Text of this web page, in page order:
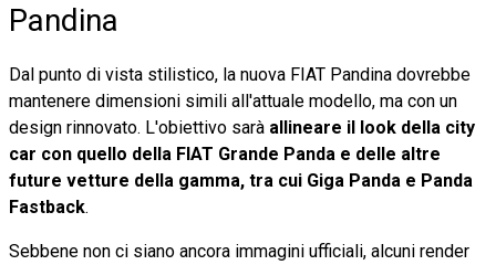
Pandina
Dal punto di vista stilistico, la nuova FIAT Pandina dovrebbe
mantenere dimensioni simili all'attuale modello, ma con un
design rinnovato. L'obiettivo sarà allineare il look della city
car con quello della FIAT Grande Panda e delle altre
future vetture della gamma, tra cui Giga Panda e Panda
Fastback.
Sebbene non ci siano ancora immagini ufficiali, alcuni render